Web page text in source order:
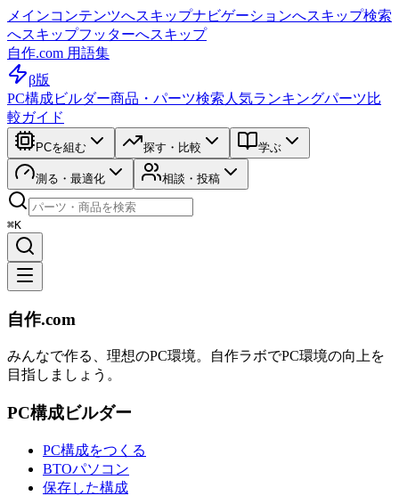
メインコンテンツへスキップナビゲーションへスキップ検索
へスキップフッターへスキップ
自作.com 用語集
β版
PC構成ビルダー商品・パーツ検索 人気ランキングパーツ比
較ガイド
PCを組む 探す・比較 学ぶ
測る・最適化 相談・投稿
⌘K
自作.com
みんなで作る、理想のPC環境。 自作ラボでPC環境の向上を
目指しましょう。
PC構成ビルダー
PC構成をつくる
BTOパソコン
保存した構成